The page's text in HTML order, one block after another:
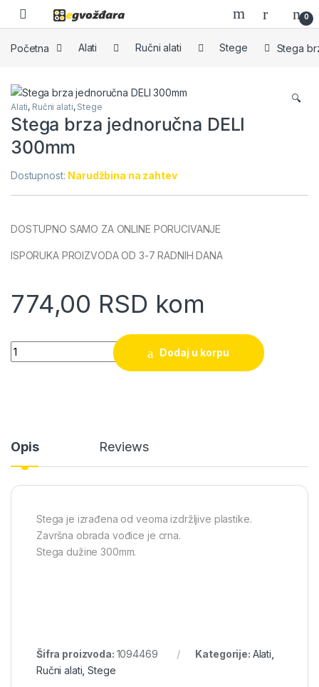
Skip to navigation
Skip to content
0
Početna Alati Ručni alati Stege Stega
🔍
Alati, Ručni alati, Stege
Stega brza jednoručna DELI
300mm
Dostupnost: Narudžbina na zahtev
DOSTUPNO SAMO ZA ONLINE PORUCIVANJE
ISPORUKA PROIZVODA OD 3-7 RADNIH DANA
774,00 RSD kom
Stega brza jednoručna DELI 300mm quantity
Dodaj u korpu
Opis Reviews
Stega je izrađena od veoma izdržljive plastike.
Završna obrada vođice je crna.
Stega dužine 300mm.
Šifra proizvoda: 1094469 Kategorije: Alati
Ručni alati ,Stege